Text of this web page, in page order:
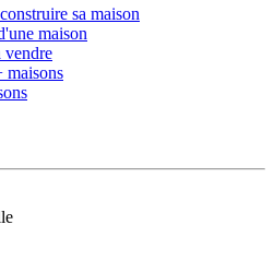
sa maison
maison
vendre
maisons